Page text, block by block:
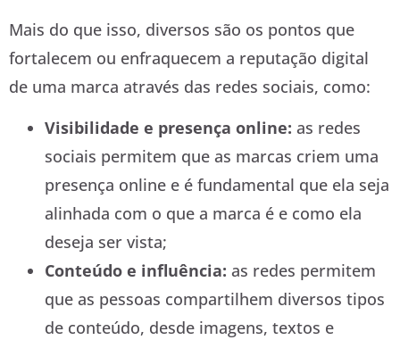
Mais do que isso, diversos são os pontos que
fortalecem ou enfraquecem a reputação digital
de uma marca através das redes sociais, como:
Visibilidade e presença online: as redes
sociais permitem que as marcas criem uma
presença online e é fundamental que ela seja
alinhada com o que a marca é e como ela
deseja ser vista;
Conteúdo e influência: as redes permitem
que as pessoas compartilhem diversos tipos
de conteúdo, desde imagens, textos e